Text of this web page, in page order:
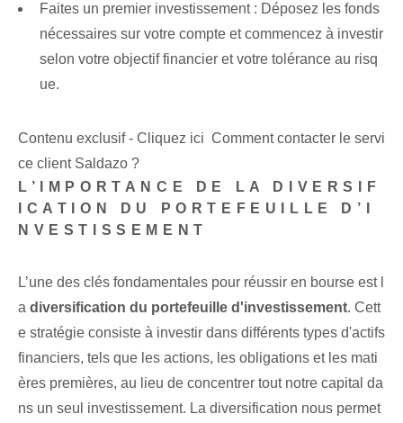
Faites un premier investissement : Déposez les fonds
nécessaires sur votre compte et commencez à investir
selon votre objectif financier et votre tolérance au risq
ue.
Contenu exclusif - Cliquez ici Comment contacter le servi
ce client Saldazo ?
L’IMPORTANCE DE LA DIVERSIF
ICATION DU PORTEFEUILLE D’I
NVESTISSEMENT
L’une des clés fondamentales pour réussir en bourse est l
a diversification du portefeuille d'investissement. Cett
e stratégie consiste à investir dans différents types d'actifs
financiers, tels que les actions, les obligations et les mati
ères premières, au lieu de concentrer tout notre capital da
ns un seul investissement. La diversification nous permet